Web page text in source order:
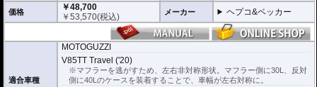
価格
￥48,700
￥53,570(税込) メーカー ヘプコ&ベッカー
適合車種
MOTOGUZZI
V85TT Travel ('20)
※マフラーを逃がすため、左右非対称形状。マフラー側に30L、反対
側に40Lのケースを装着することで、車幅が左右対称に。